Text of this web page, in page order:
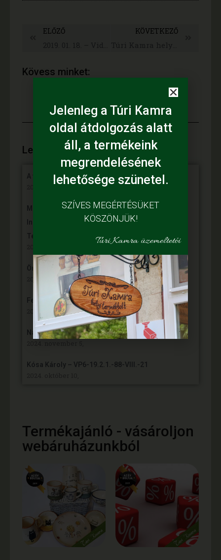
ELŐZŐ KÖVETKEZŐ
Kövess minket:
Legújabb híreink:
A fiataloké a jövő
2025. június 7,
Mihalina Máté pàlyàzatot nyert a Kulturàlis ès
Innovàciós Minisztèrium àltal kiîrt „Nemzet Fiatal
Tehetsègeièrt Ösztöndîj” programon
Örömünnep a Fehér tanyán
2024. november 30,
Felgyulladt a fény Murányi Éva tanyáján
2024. november 13,
Napelem került az Adamcsik tanyára
Kósa Károly – VP6-19.2.1.-88-VIII.-21
Termékajánló - vásároljon
webáruházunkból
Jelenleg a Túri Kamra
oldal átdolgozás alatt
áll, a termékeink
megrendelésének
lehetősége szünetel.
SZÍVES MEGÉRTÉSÜKET
KÖSZÖNJÜK!
Túri Kamra üzemeltetői